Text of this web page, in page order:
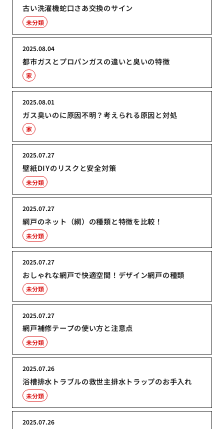
古い洗濯機蛇口さあ交換のサイン
未分類
都市ガスとプロパンガスの違いと臭いの特徴
2025.08.04
家
ガス臭いのに原因不明？考えられる原因と対処
2025.08.01
家
壁紙DIYのリスクと安全対策
2025.07.27
未分類
網戸のネット（網）の種類と特徴を比較！
2025.07.27
未分類
おしゃれな網戸で快適空間！デザイン網戸の種類
2025.07.27
未分類
網戸補修テープの使い方と注意点
2025.07.27
未分類
浴槽排水トラブルの救世主排水トラップのお手入れ
2025.07.26
未分類
2025.07.26